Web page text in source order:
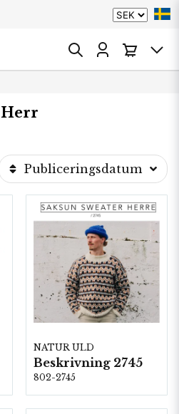
Herr
Publiceringsdatum
NATUR ULD
Beskrivning 2745
802-2745